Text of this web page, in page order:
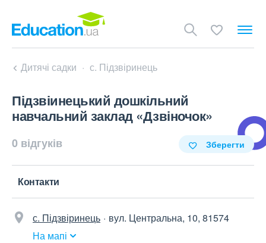
Дитячі садки с. Підзвіринець
Підзвіинецький дошкільний
навчальний заклад «Дзвіночок»
0 відгуків Зберегти
Контакти
с. Підзвіринець
вул. Центральна, 10, 81574
На мапі